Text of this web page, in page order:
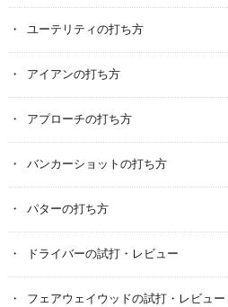
ユーテリティの打ち方
アイアンの打ち方
アプローチの打ち方
バンカーショットの打ち方
パターの打ち方
ドライバーの試打・レビュー
フェアウェイウッドの試打・レビュー